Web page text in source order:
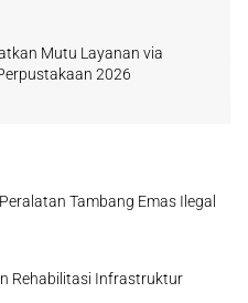
Mutu Layanan via
2026
Tambang Emas Ilegal
Rehabilitasi Infrastruktur